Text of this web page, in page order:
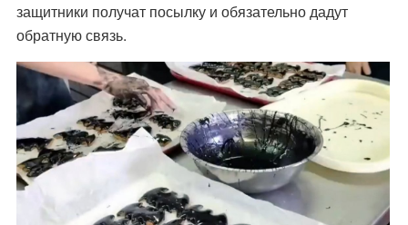
защитники получат посылку и обязательно дадут
обратную связь.